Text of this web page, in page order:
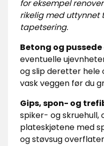
for eksempel
rikelig med uttynnet
tapetsering.
Betong og
eventuelle
og slip deretter hele
vask veggen før du
Gips, spon- og
spiker- og skruehull,
plateskjøtene med
og støvsug